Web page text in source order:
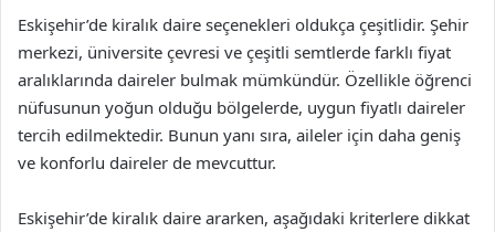
Eskişehir’de kiralık daire seçenekleri oldukça çeşitlidir. Şehir
merkezi, üniversite çevresi ve çeşitli semtlerde farklı fiyat
aralıklarında daireler bulmak mümkündür. Özellikle öğrenci
nüfusunun yoğun olduğu bölgelerde, uygun fiyatlı daireler
tercih edilmektedir. Bunun yanı sıra, aileler için daha geniş
ve konforlu daireler de mevcuttur.
Eskişehir’de kiralık daire ararken, aşağıdaki kriterlere dikkat